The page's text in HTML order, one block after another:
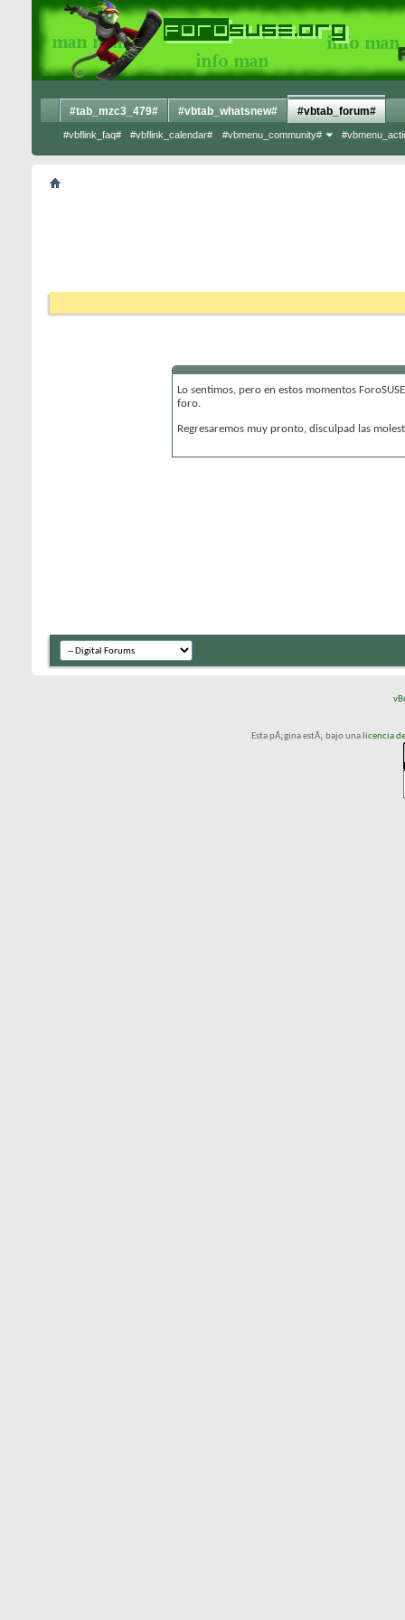
#tab_mzc3_479# #vbtab_whatsnew# #vbtab_forum#
#vbflink_faq# #vbflink_calendar# #vbmenu_community#
Lo sentimos, pero en estos momentos
foro.
Regresaremos muy pronto, disculpad las
Esta pÃ¡gina estÃ¡ bajo una licencia